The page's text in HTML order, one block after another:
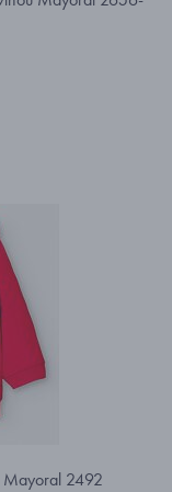
Mayoral 2492